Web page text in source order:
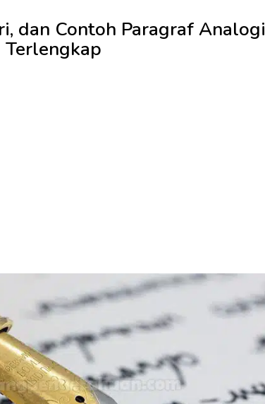
dan Contoh Paragraf Analogi
Terlengkap